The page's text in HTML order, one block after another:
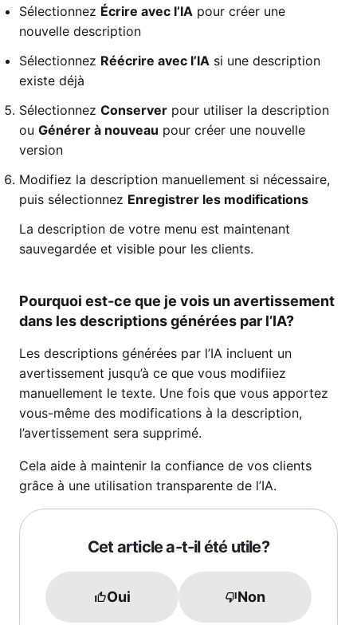
Sélectionnez Écrire avec l’IA pour créer une
nouvelle description
Sélectionnez Réécrire avec l’IA si une description
existe déjà
Sélectionnez Conserver pour utiliser la description
ou Générer à nouveau pour créer une nouvelle
version
Modifiez la description manuellement si nécessaire,
puis sélectionnez Enregistrer les modifications
La description de votre menu est maintenant
sauvegardée et visible pour les clients.
Pourquoi est-ce que je vois un avertissement
dans les descriptions générées par l’IA?
Les descriptions générées par l’IA incluent un
avertissement jusqu’à ce que vous modifiiez
manuellement le texte. Une fois que vous apportez
vous-même des modifications à la description,
l’avertissement sera supprimé.
Cela aide à maintenir la confiance de vos clients
grâce à une utilisation transparente de l’IA.
Cet article a-t-il été utile?
Oui Non